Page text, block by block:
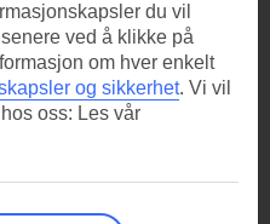
du vil
ved å klikke på
om hver enkelt
og sikkerhet. Vi vil
oss: Les vår